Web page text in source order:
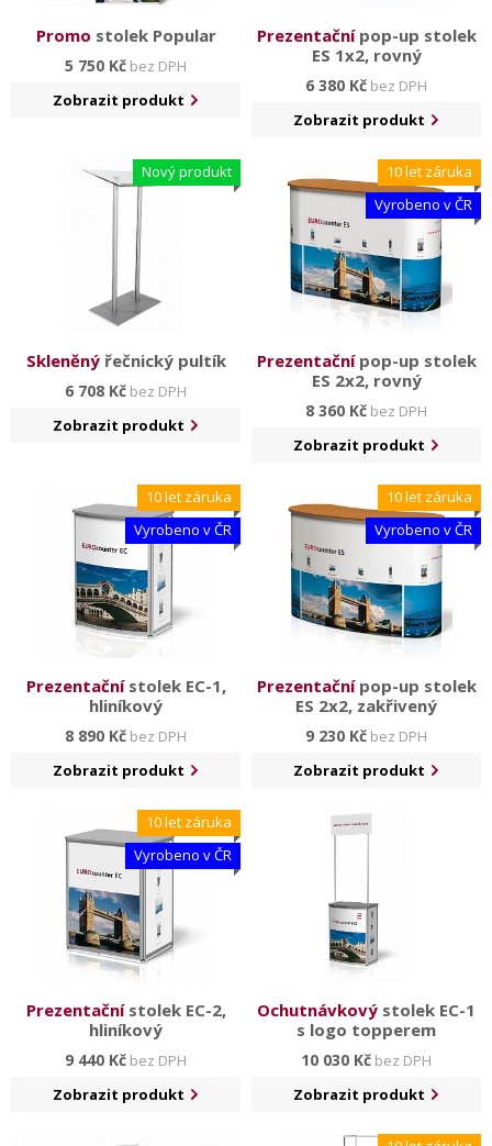
Promo stolek Popular
5 750 Kč bez DPH
Zobrazit produkt
Prezentačnípop-up stolek
ES 1x2, rovný
6 380 Kč bez DPH
Zobrazit produkt
Nový produkt
Skleněnýřečnický pultík
6 708 Kč bez DPH
Zobrazit produkt
10 let záruka
Vyrobeno v ČR
Prezentačnípop-up stolek
ES 2x2, rovný
8 360 Kč bez DPH
Zobrazit produkt
10 let záruka
Vyrobeno v ČR
Prezentačnístolek EC-1,
hliníkový
8 890 Kč bez DPH
Zobrazit produkt
10 let záruka
Vyrobeno v ČR
Prezentačnípop-up stolek
ES 2x2, zakřivený
9 230 Kč bez DPH
Zobrazit produkt
10 let záruka
Vyrobeno v ČR
Prezentačnístolek EC-2,
hliníkový
9 440 Kč bez DPH
Zobrazit produkt
Ochutnávkový stolek EC-1
s logo topperem
10 030 Kč bez DPH
Zobrazit produkt